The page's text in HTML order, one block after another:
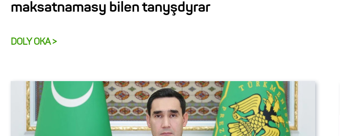
maksatnamasy bilen tanyşdyrar
DOLY OKA >